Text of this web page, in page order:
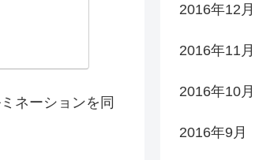
ネーションを同
2016年12月
2016年11月
2016年10月
2016年9月